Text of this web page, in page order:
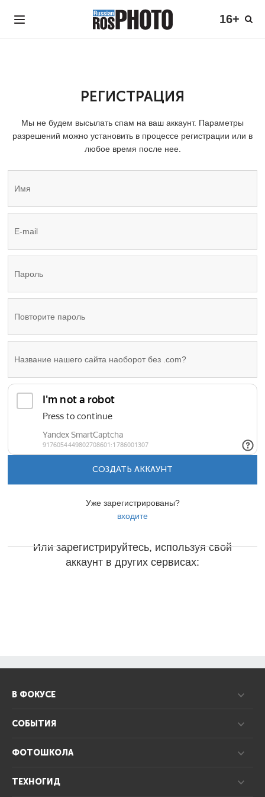
16+
РЕГИСТРАЦИЯ
Мы не будем высылать спам на ваш аккаунт. Параметры
разрешений можно установить в процессе регистрации или в
любое время после нее.
СОЗДАТЬ АККАУНТ
Уже зарегистрированы?
входите
Или зарегистрируйтесь, используя свой
аккаунт в других сервисах:
В ФОКУСЕ
СОБЫТИЯ
ФОТОШКОЛА
ТЕХНОГИД